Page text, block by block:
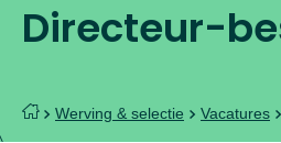
Directeur-
Werving & selectie Vacatures